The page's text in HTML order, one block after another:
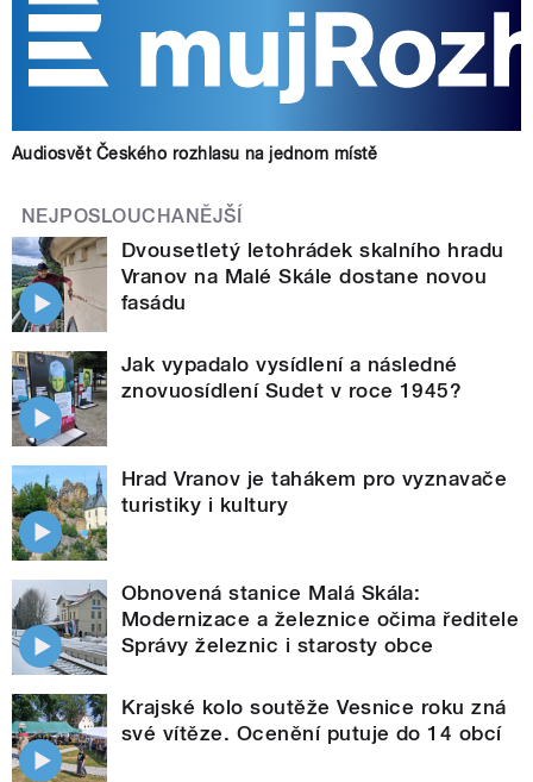
Audiosvět Českého rozhlasu na jednom místě
NEJPOSLOUCHANĚJŠÍ
Dvousetletý letohrádek skalního hradu
Vranov na Malé Skále dostane novou
fasádu
Jak vypadalo vysídlení a následné
znovuosídlení Sudet v roce 1945?
Hrad Vranov je tahákem pro vyznavače
turistiky i kultury
Obnovená stanice Malá Skála:
Modernizace a železnice očima ředitele
Správy železnic i starosty obce
Krajské kolo soutěže Vesnice roku zná
své vítěze. Ocenění putuje do 14 obcí